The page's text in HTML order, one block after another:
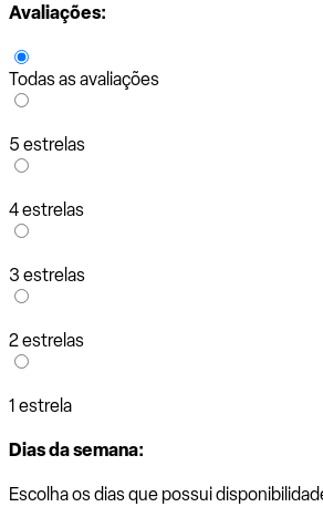
Avaliações:
Todas as avaliações
5 estrelas
4 estrelas
3 estrelas
2 estrelas
1 estrela
Dias da semana:
Escolha os dias que possui